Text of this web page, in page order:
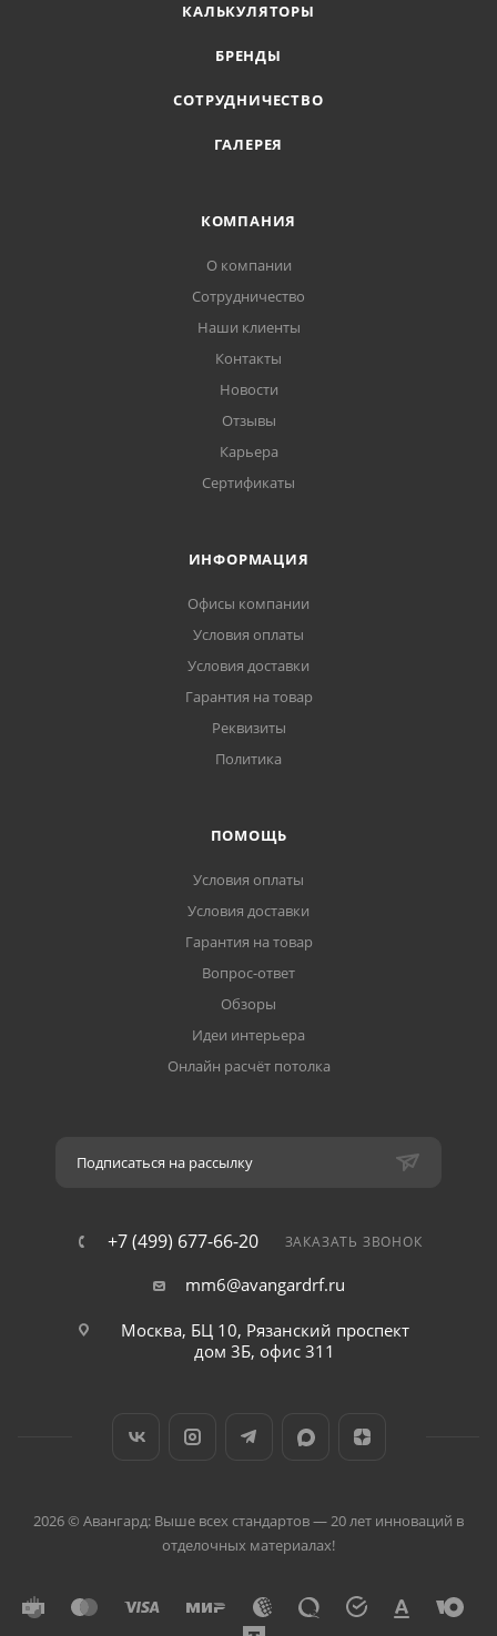
КАЛЬКУЛЯТОРЫ
БРЕНДЫ
СОТРУДНИЧЕСТВО
ГАЛЕРЕЯ
КОМПАНИЯ
О компании
Сотрудничество
Наши клиенты
Контакты
Новости
Отзывы
Карьера
Сертификаты
ИНФОРМАЦИЯ
Офисы компании
Условия оплаты
Условия доставки
Гарантия на товар
Реквизиты
Политика
ПОМОЩЬ
Условия оплаты
Условия доставки
Гарантия на товар
Вопрос-ответ
Обзоры
Идеи интерьера
Онлайн расчёт потолка
Подписаться на рассылку
+7 (499) 677-66-20 ЗАКАЗАТЬ ЗВОНОК
mm6@avangardrf.ru
Москва, БЦ 10, Рязанский проспект
дом 3Б, офис 311
2026 © Авангард: Выше всех стандартов — 20 лет инноваций в
отделочных материалах!